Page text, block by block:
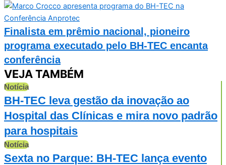
Finalista em prêmio nacional, pioneiro
programa executado pelo BH-TEC encanta
conferência
VEJA TAMBÉM
Notícia
BH-TEC leva gestão da inovação ao
Hospital das Clínicas e mira novo padrão
para hospitais
Notícia
Sexta no Parque: BH-TEC lança evento